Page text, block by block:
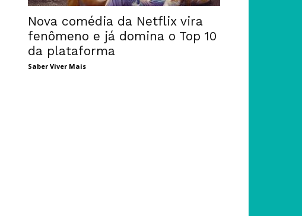
Nova comédia da Netflix vira
fenômeno e já domina o Top 10
da plataforma
Saber Viver Mais